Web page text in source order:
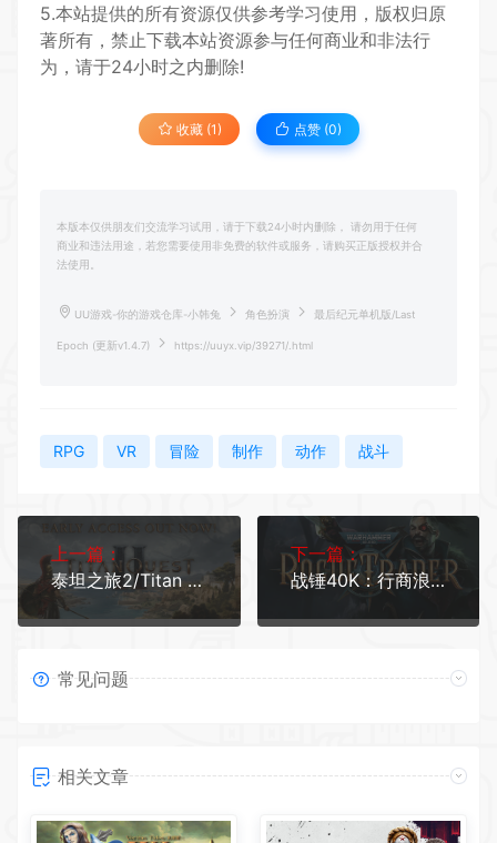
5.本站提供的所有资源仅供参考学习使用，版权归原
著所有，禁止下载本站资源参与任何商业和非法行
为，请于24小时之内删除!
收藏 (1) 点赞 (0)
本版本仅供朋友们交流学习试用，请于下载24小时内删除， 请勿用于任何
商业和违法用途，若您需要使用非免费的软件或服务，请购买正版授权并合
法使用。
UU游戏-你的游戏仓库-小韩兔 角色扮演 最后纪元单机版/Last
Epoch (更新v1.4.7) https://uuyx.vip/39271/.html
RPG VR 冒险 制作 动作 战斗
上一篇：
泰坦之旅2/Titan Quest II 单机/网络联机 更新v0.6.0.131864
下一篇：
战锤40K：行商浪人 （更新v1.6.1.494—更新DLC）
常见问题
相关文章